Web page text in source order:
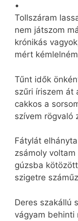
•
Tollszáram
nem játszom
krónikás
mért
Tűnt idők
szűri íriszem át
cakkos a
szívem rögvaló
Fátylát
zsámoly voltam
gúzsba
szigetre
Deres szakállú
vágyam behinti